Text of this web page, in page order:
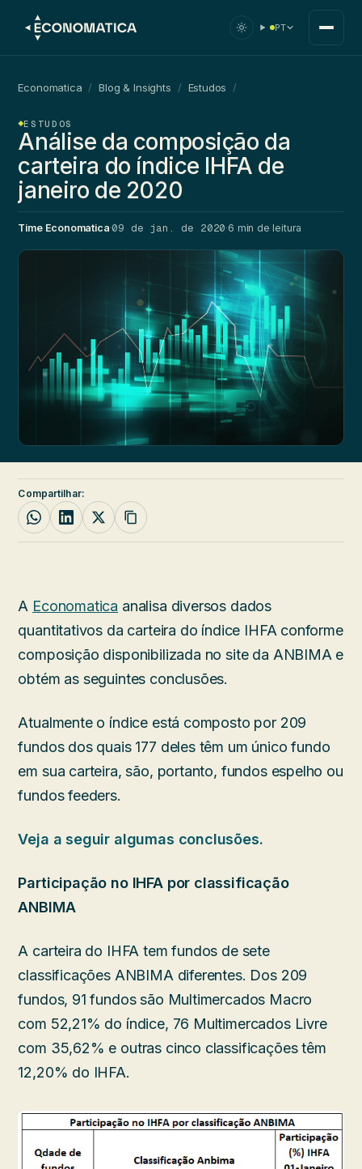
PT
Economatica / Blog & Insights / Estudos /
ESTUDOS
Análise da composição da
carteira do índice IHFA de
janeiro de 2020
Time Economatica·09 de jan. de 2020·6 min de leitura
Compartilhar:
A Economatica analisa diversos dados
quantitativos da carteira do índice IHFA conforme
composição disponibilizada no site da ANBIMA e
obtém as seguintes conclusões.
Atualmente o índice está composto por 209
fundos dos quais 177 deles têm um único fundo
em sua carteira, são, portanto, fundos espelho ou
fundos feeders.
Veja a seguir algumas conclusões.
Participação no IHFA por classificação
ANBIMA
A carteira do IHFA tem fundos de sete
classificações ANBIMA diferentes. Dos 209
fundos, 91 fundos são Multimercados Macro
com 52,21% do índice, 76 Multimercados Livre
com 35,62% e outras cinco classificações têm
12,20% do IHFA.